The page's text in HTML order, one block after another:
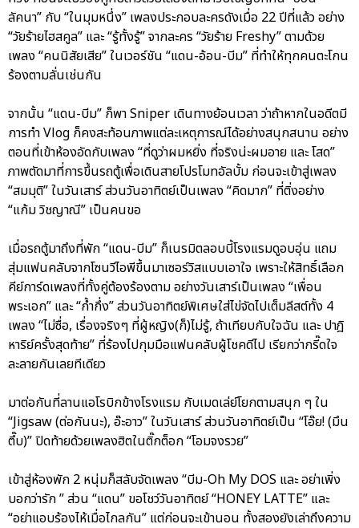
ลัคนา” กับ “ในมุมหนึ่ง” เพลงประกอบละครดังเมื่อ 22 ปีที่แล้ว อย่าง
“วัยร้ายไฮสคูล” และ “รู้ทั้งรู้” จากละคร “วัยร้าย Freshy” ตามด้วย
เพลง “คนนิสัยเสีย” ในเวอร์ชัน “แดน-อ้อน-บีม” ที่ทำให้ทุกคนตะโกน
ร้องตามลั่นเช่นกัน
จากนั้น “แดน-บีม” ก็พา Sniper เดินทางย้อนเวลา ว่าถ้าหากในอดีตมี
การทำ Vlog ก็คงสะท้อนภาพแต่ละเหตุการณ์ได้อย่างสนุกสนาน อย่าง
ตอนที่เข้าห้องอัดกับเพลง “ที่ดูว่าผมหยิ่ง ที่จริงน่ะผมอาย และ โสด”
ภาพตัดมาที่การขึ้นรถตู้เพื่อเดินสายโปรโมทอัลบั้ม ก่อนจะเข้าสู่เพลง
“สมมุติ” ในวันเสาร์ ส่วนวันอาทิตย์เป็นเพลง “คิดมาก” ที่ติ่งอย่าง
“แก้ม วิชญาณี” เป็นคนขอ
เมื่อรถตู้มาถึงที่พัก “แดน-บีม” ก็เนรมิตลอบบี้โรงแรมดูอบอุ่น แถม
สุ่มแฟนคลับจากโซนวีไอพีขึ้นมาเซอร์วิสแบบเอาใจ เพราะให้สิทธิ์เลือก
คีย์การ์ดเพลงที่ทั้งคู่ต้องร้องตาม อย่างวันเสาร์เป็นเพลง “เพื่อน
พระเอก” และ “ก้ำกึ่ง” ส่วนวันอาทิตย์พิเศษใส่ไข่จัดไปเต็มลีสต์ทั้ง 4
เพลง “ไม่ซื่อ, เรื่องจริงๆ ที่ผู้หญิง(ก็)ไม่รู้, ถ้าเทียบกับใจฉัน และ ปาฎิ
หาริย์ครั้งสุดท้าย” ที่ร้องไปกุมมือแฟนคลับผู้โชคดีไป เรียกว่ากรี๊ดใจ
ละลายกันเลยทีเดียว
มาต่อกันที่ลานแอโรบิกข้างโรงแรม กับเมดเล่ย์โยกตามสนุก ๆ ใน
“Jigsaw (ต่อกันนะ), อ๊ะอาว” ในวันเสาร์ ส่วนวันอาทิตย์เป็น “โอ๊ย! (มึน
ตึ๊บ)” ปิดท้ายด้วยเพลงฮิตในติ๊กต็อก “โอมจงรวย”
เข้าสู่ห้องพัก 2 หนุ่มก็สลับจัดเพลง “บีม-Oh My DOS และ อย่าเพิ่ง
บอกว่ารัก ” ส่วน “แดน” ขอโชว์วันอาทิตย์ “HONEY LATTE” และ
“อย่าแอบร้องไห้เมื่อไกลกัน” แต่ก่อนจะเข้านอน ทั้งสองยังเล่าถึงความ